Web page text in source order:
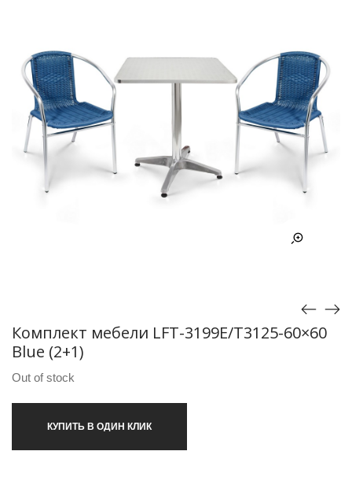
Комплект мебели LFT-3199E/T3125-60×60
Blue (2+1)
Out of stock
КУПИТЬ В ОДИН КЛИК